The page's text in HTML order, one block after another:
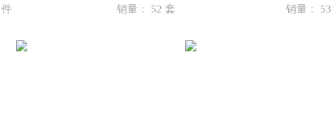
件 销量： 52 套 销量： 53